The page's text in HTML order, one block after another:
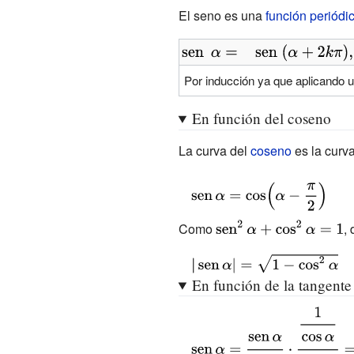
\operatorname
\operatorname
{sen}(x)}
El seno es unafunción
{\displaystyle
{sen} \;\alpha
=\;\;\;\operatorname
+2k\pi ),\;\;k\in
Por inducción ya que aplicando
En función del coseno
La curva del cosenoes la
{\displaystyle
\operatorname
{sen} \alpha
\left(\alpha -
{\frac {\pi }
Como{\displaystyle
{sen}
^{2}\alpha
^{2}\alpha =1}
,
{\displaystyle
|\operatorname
^{2}\alpha }}}
En función de la tangente
\operatorname